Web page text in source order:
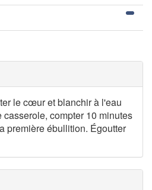
le cœur et blanchir à l'eau
compter 10 minutes
première ébullition. Égoutter